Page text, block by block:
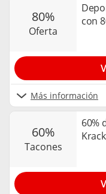
80%
oferta
con
Más información
60%
tacones
60%
Krack